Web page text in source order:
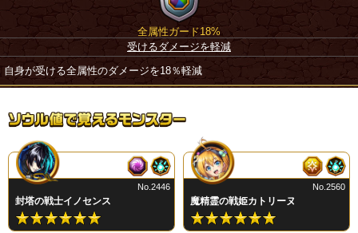
全属性ガード18%
受けるダメージを軽減
自身が受ける全属性のダメージを18％軽減
封塔の戦士イノセンス
No.2446
魔精霊の戦姫カトリーヌ
No.2560